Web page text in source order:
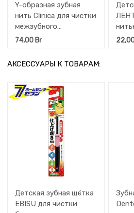
Y-образная зубная
нить Clinica для чистки
межзубного
пространства 30 шт
74,00 Br
АКСЕССУАРЫ К ТОВАРАМ:
Детская зубная щётка
EBISU для чистки